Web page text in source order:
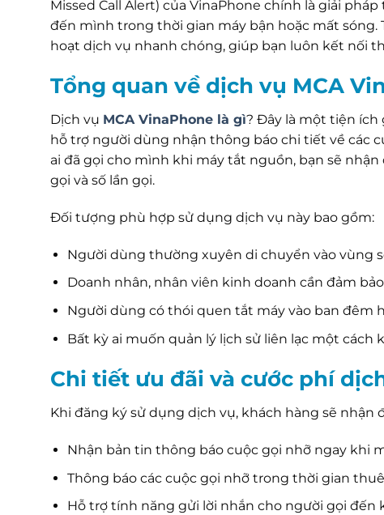
Missed Call Alert) của VinaPhone chính là giải
đến mình trong thời gian máy bận hoặc mất sóng.
hoạt dịch vụ nhanh chóng, giúp bạn luôn kết nối
Tổng quan về dịch vụ MCA
Dịch vụ MCA VinaPhone là gì? Đây là một tiện ích
hỗ trợ người dùng nhận thông báo chi tiết về các
ai đã gọi cho mình khi máy tắt nguồn, bạn sẽ
gọi và số lần gọi.
Đối tượng phù hợp sử dụng dịch vụ này bao gồm:
Người dùng thường xuyên di chuyển vào vùng
Doanh nhân, nhân viên kinh doanh cần đảm
Người dùng có thói quen tắt máy vào ban đêm
Bất kỳ ai muốn quản lý lịch sử liên lạc một cách
Chi tiết ưu đãi và cước phí
Khi đăng ký sử dụng dịch vụ, khách hàng sẽ
Nhận bản tin thông báo cuộc gọi nhỡ ngay khi
Thông báo các cuộc gọi nhỡ trong thời gian
Hỗ trợ tính năng gửi lời nhắn cho người gọi đến